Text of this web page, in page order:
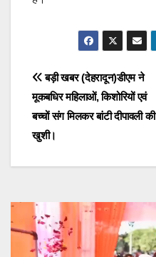
Post
navigation
बड़ी खबर (देहरादून)डीएम ने
मूकबधिर महिलाओं, किशोरियों एवं
बच्चों संग मिलकर बांटी दीपावली की
खुशी।